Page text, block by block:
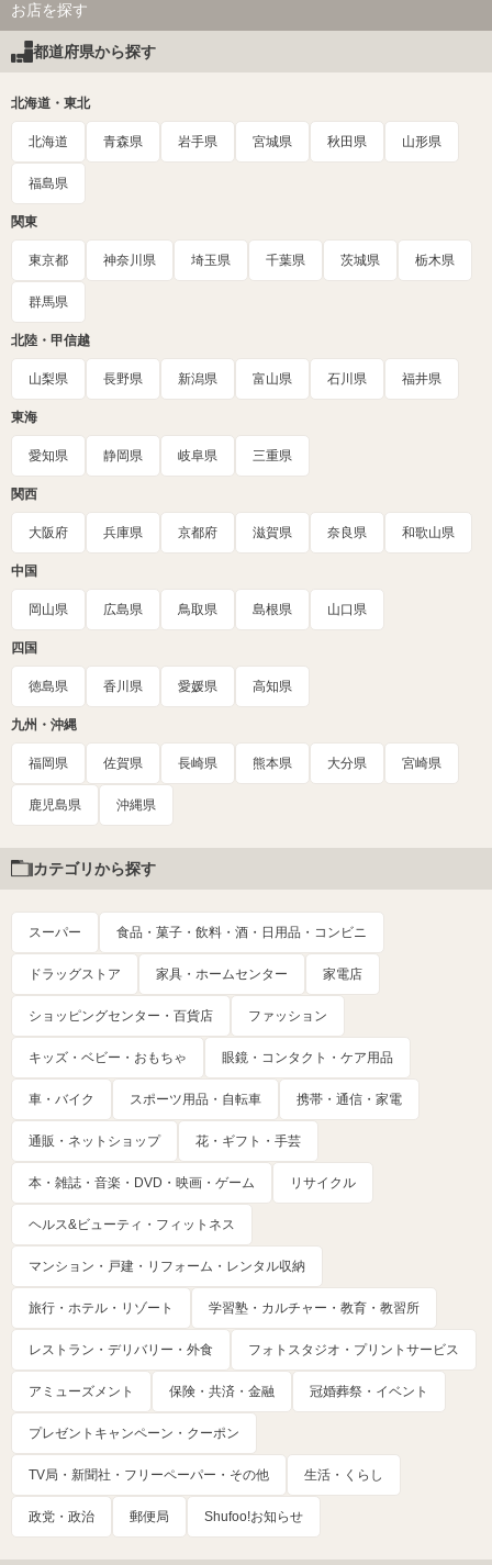
お店を探す
都道府県から探す
北海道・東北
北海道 青森県 岩手県 宮城県 秋田県 山形県
福島県
関東
東京都 神奈川県 埼玉県 千葉県 茨城県 栃木県
群馬県
北陸・甲信越
山梨県 長野県 新潟県 富山県 石川県 福井県
東海
愛知県 静岡県 岐阜県 三重県
関西
大阪府 兵庫県 京都府 滋賀県 奈良県 和歌山県
中国
岡山県 広島県 鳥取県 島根県 山口県
四国
徳島県 香川県 愛媛県 高知県
九州・沖縄
福岡県 佐賀県 長崎県 熊本県 大分県 宮崎県
鹿児島県 沖縄県
カテゴリから探す
スーパー 食品・菓子・飲料・酒・日用品・コンビニ
ドラッグストア 家具・ホームセンター 家電店
ショッピングセンター・百貨店 ファッション
キッズ・ベビー・おもちゃ 眼鏡・コンタクト・ケア用品
車・バイク スポーツ用品・自転車 携帯・通信・家電
通販・ネットショップ 花・ギフト・手芸
本・雑誌・音楽・DVD・映画・ゲーム リサイクル
ヘルス&ビューティ・フィットネス
マンション・戸建・リフォーム・レンタル収納
旅行・ホテル・リゾート 学習塾・カルチャー・教育・教習所
レストラン・デリバリー・外食 フォトスタジオ・プリントサービス
アミューズメント 保険・共済・金融 冠婚葬祭・イベント
プレゼントキャンペーン・クーポン
TV局・新聞社・フリーペーパー・その他 生活・くらし
政党・政治 郵便局 Shufoo!お知らせ